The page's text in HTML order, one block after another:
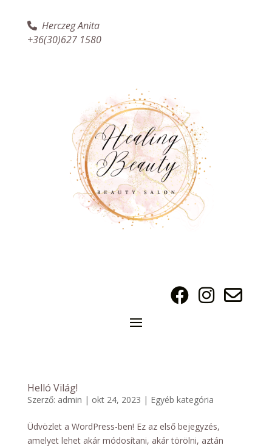
Herczeg Anita
+36(30)627 1580
Helló Világ!
Szerző: admin | okt 24, 2023 | Egyéb kategória
Üdvözlet a WordPress-ben! Ez az első bejegyzés,
amelyet lehet akár módosítani, akár törölni, aztán